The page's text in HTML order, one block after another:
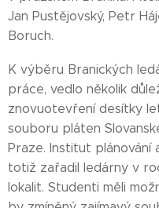
Jan Pustějovský, Petr
Boruch.
K výběru Branických
práce, vedlo několik
znovuotevření desítky
souboru pláten
Praze. Institut plánování
totiž zařadil ledárny v
lokalit. Studenti měli